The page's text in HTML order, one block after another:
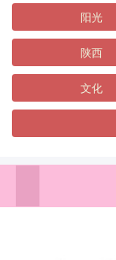
阳光
陕西
文化